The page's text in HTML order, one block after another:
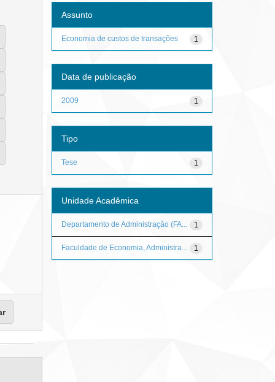
Assunto
1
Economia de custos de transações
Data de publicação
1
2009
Tipo
1
Tese
Unidade Acadêmica
1
Departamento de Administração (FA...
1
Faculdade de Economia, Administra...